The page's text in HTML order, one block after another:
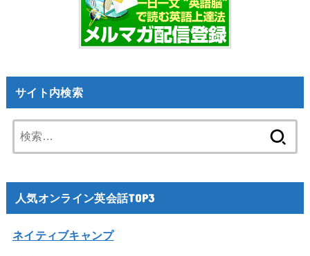
サイト内検索
索:
人気オンライン英会話TOP3
ネイティブキャンプ